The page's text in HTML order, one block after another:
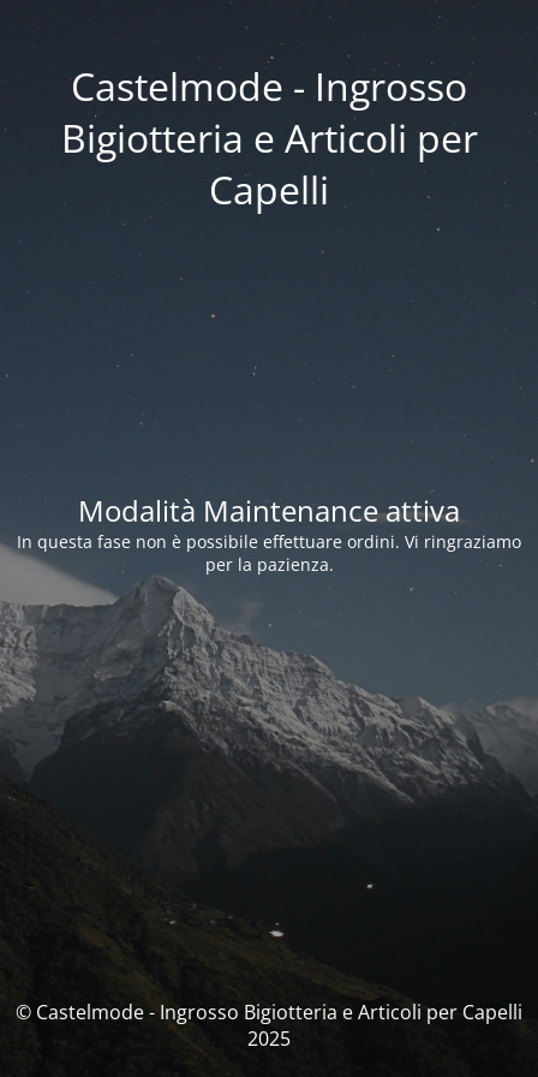
Castelmode - Ingrosso
Bigiotteria e Articoli per
Capelli
Modalità Maintenance attiva
In questa fase non è possibile effettuare ordini. Vi ringraziamo
per la pazienza.
© Castelmode - Ingrosso Bigiotteria e Articoli per Capelli
2025